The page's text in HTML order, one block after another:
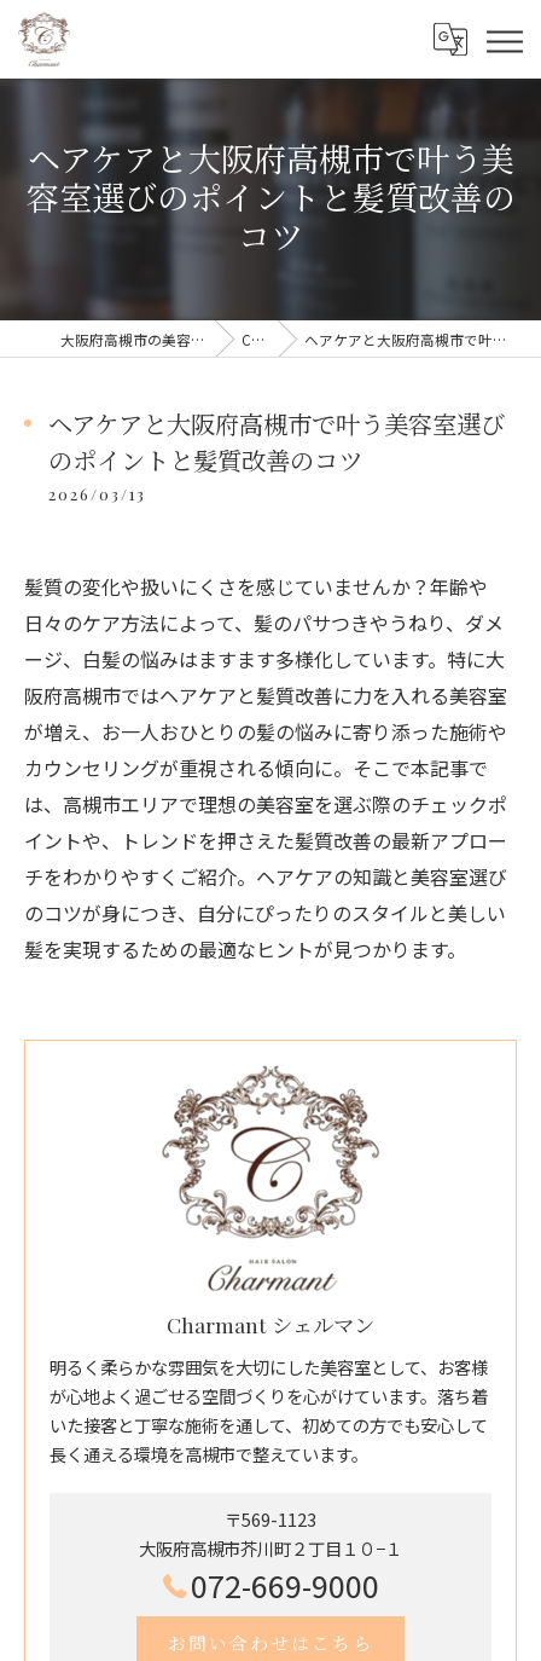
ヘアケアと大阪府高槻市で叶う美
容室選びのポイントと髪質改善の
コツ
大阪府高槻市の美容室ならCharmant シェルマン COLUMN ヘアケアと大阪府高槻市で叶う美容室選びのポイントと髪質改善のコツ
ヘアケアと大阪府高槻市で叶う美容室選び
のポイントと髪質改善のコツ
2026/03/13
髪質の変化や扱いにくさを感じていませんか？年齢や
日々のケア方法によって、髪のパサつきやうねり、ダメ
ージ、白髪の悩みはますます多様化しています。特に大
阪府高槻市ではヘアケアと髪質改善に力を入れる美容室
が増え、お一人おひとりの髪の悩みに寄り添った施術や
カウンセリングが重視される傾向に。そこで本記事で
は、高槻市エリアで理想の美容室を選ぶ際のチェックポ
イントや、トレンドを押さえた髪質改善の最新アプロー
チをわかりやすくご紹介。ヘアケアの知識と美容室選び
のコツが身につき、自分にぴったりのスタイルと美しい
髪を実現するための最適なヒントが見つかります。
Charmant シェルマン
明るく柔らかな雰囲気を大切にした美容室として、お客様
が心地よく過ごせる空間づくりを心がけています。落ち着
いた接客と丁寧な施術を通して、初めての方でも安心して
長く通える環境を高槻市で整えています。
〒569-1123
大阪府高槻市芥川町２丁目１０−１
072-669-9000
お問い合わせはこちら